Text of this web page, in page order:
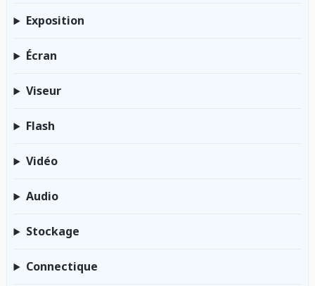
Exposition
Écran
Viseur
Flash
Vidéo
Audio
Stockage
Connectique